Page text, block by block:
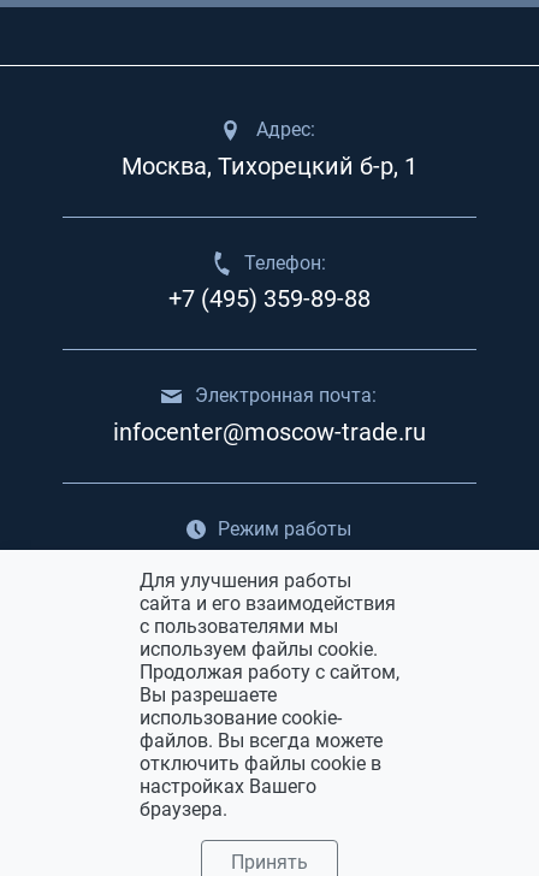
Адрес:
Москва, Тихорецкий б-р, 1
Телефон:
+7 (495) 359-89-88
Электронная почта:
infocenter@moscow-trade.ru
Режим работы
Реклама в ТЯК Москва
Политика конфиденциальности
© 2026 Optmoskva.ruВсе права защищены
Для улучшения работы
сайта и его взаимодействия
с пользователями мы
используем файлы cookie.
Продолжая работу с сайтом,
Вы разрешаете
использование cookie-
файлов. Вы всегда можете
отключить файлы cookie в
настройках Вашего
браузера.
Принять